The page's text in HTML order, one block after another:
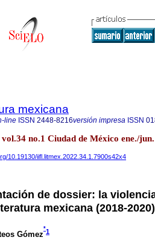
mexicana
line ISSN 2448-8216versión impresa ISSN
no.1 Ciudad de México ene./
10.19130/iifl.litmex.2022.34.1.7900s42x4
de dossier: la
mexicana (2018-2020)
Gómez
*1